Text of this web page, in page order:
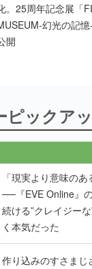
。25周年記念展「
幻光の記
開
ピックア
「現実より意味のあ
──『EVE Online』
続ける”クレイジー
く本気だった
作り込みのすさま